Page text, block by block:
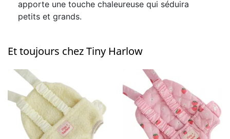
apporte une touche chaleureuse qui séduira
petits et grands.
Et toujours chez Tiny Harlow